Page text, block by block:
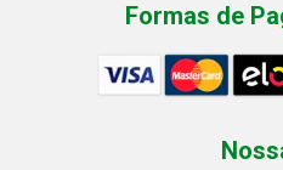
Formas de